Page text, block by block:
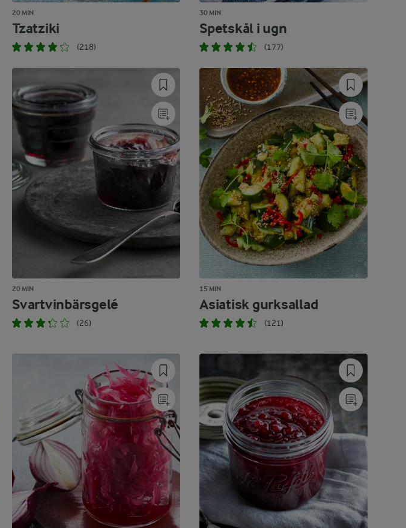
20 MIN
Tzatziki
(218)
30 MIN
Spetskål i ugn
(177)
20 MIN
Svartvinbärsgelé
(26)
15 MIN
Asiatisk gurksallad
(121)